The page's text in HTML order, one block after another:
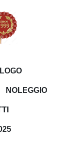
NOLEGGIO